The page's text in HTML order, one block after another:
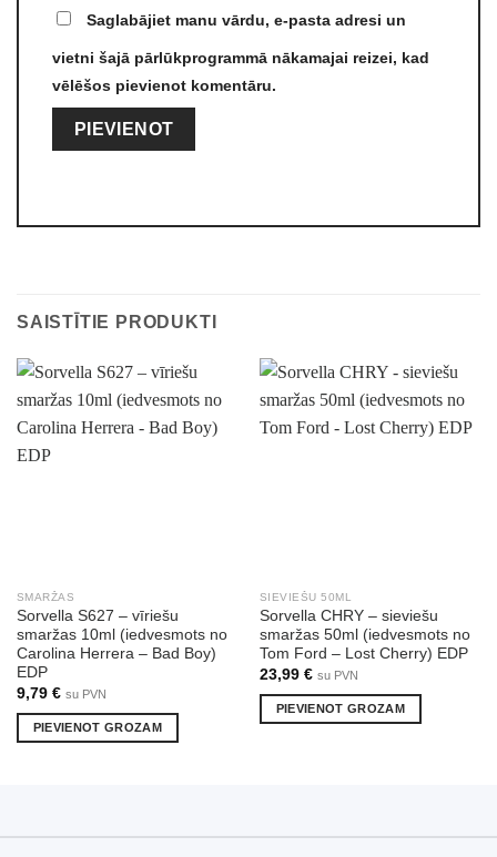
Saglabājiet manu vārdu, e-pasta adresi un
vietni šajā pārlūkprogrammā nākamajai reizei, kad
vēlēšos pievienot komentāru.
SAISTĪTIE PRODUKTI
SMARŽAS
Sorvella S627 – vīriešu
smaržas 10ml (iedvesmots no
Carolina Herrera – Bad Boy)
EDP
9,79 € su PVN
PIEVIENOT GROZAM
SIEVIEŠU 50ML
Sorvella CHRY – sieviešu
smaržas 50ml (iedvesmots no
Tom Ford – Lost Cherry) EDP
23,99 € su PVN
PIEVIENOT GROZAM